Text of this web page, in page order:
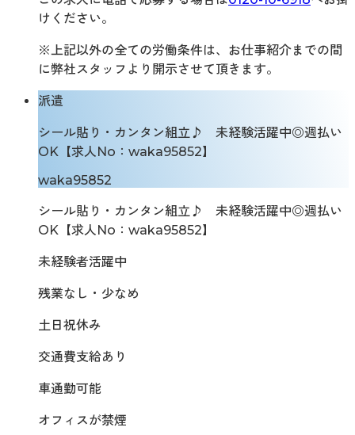
けください。
※上記以外の全ての労働条件は、お仕事紹介までの間
に弊社スタッフより開示させて頂きます。
派遣
シール貼り・カンタン組立♪ 未経験活躍中◎週払い
OK【求人No：waka95852】
waka95852
シール貼り・カンタン組立♪ 未経験活躍中◎週払い
OK【求人No：waka95852】
未経験者活躍中
残業なし・少なめ
土日祝休み
交通費支給あり
車通勤可能
オフィスが禁煙